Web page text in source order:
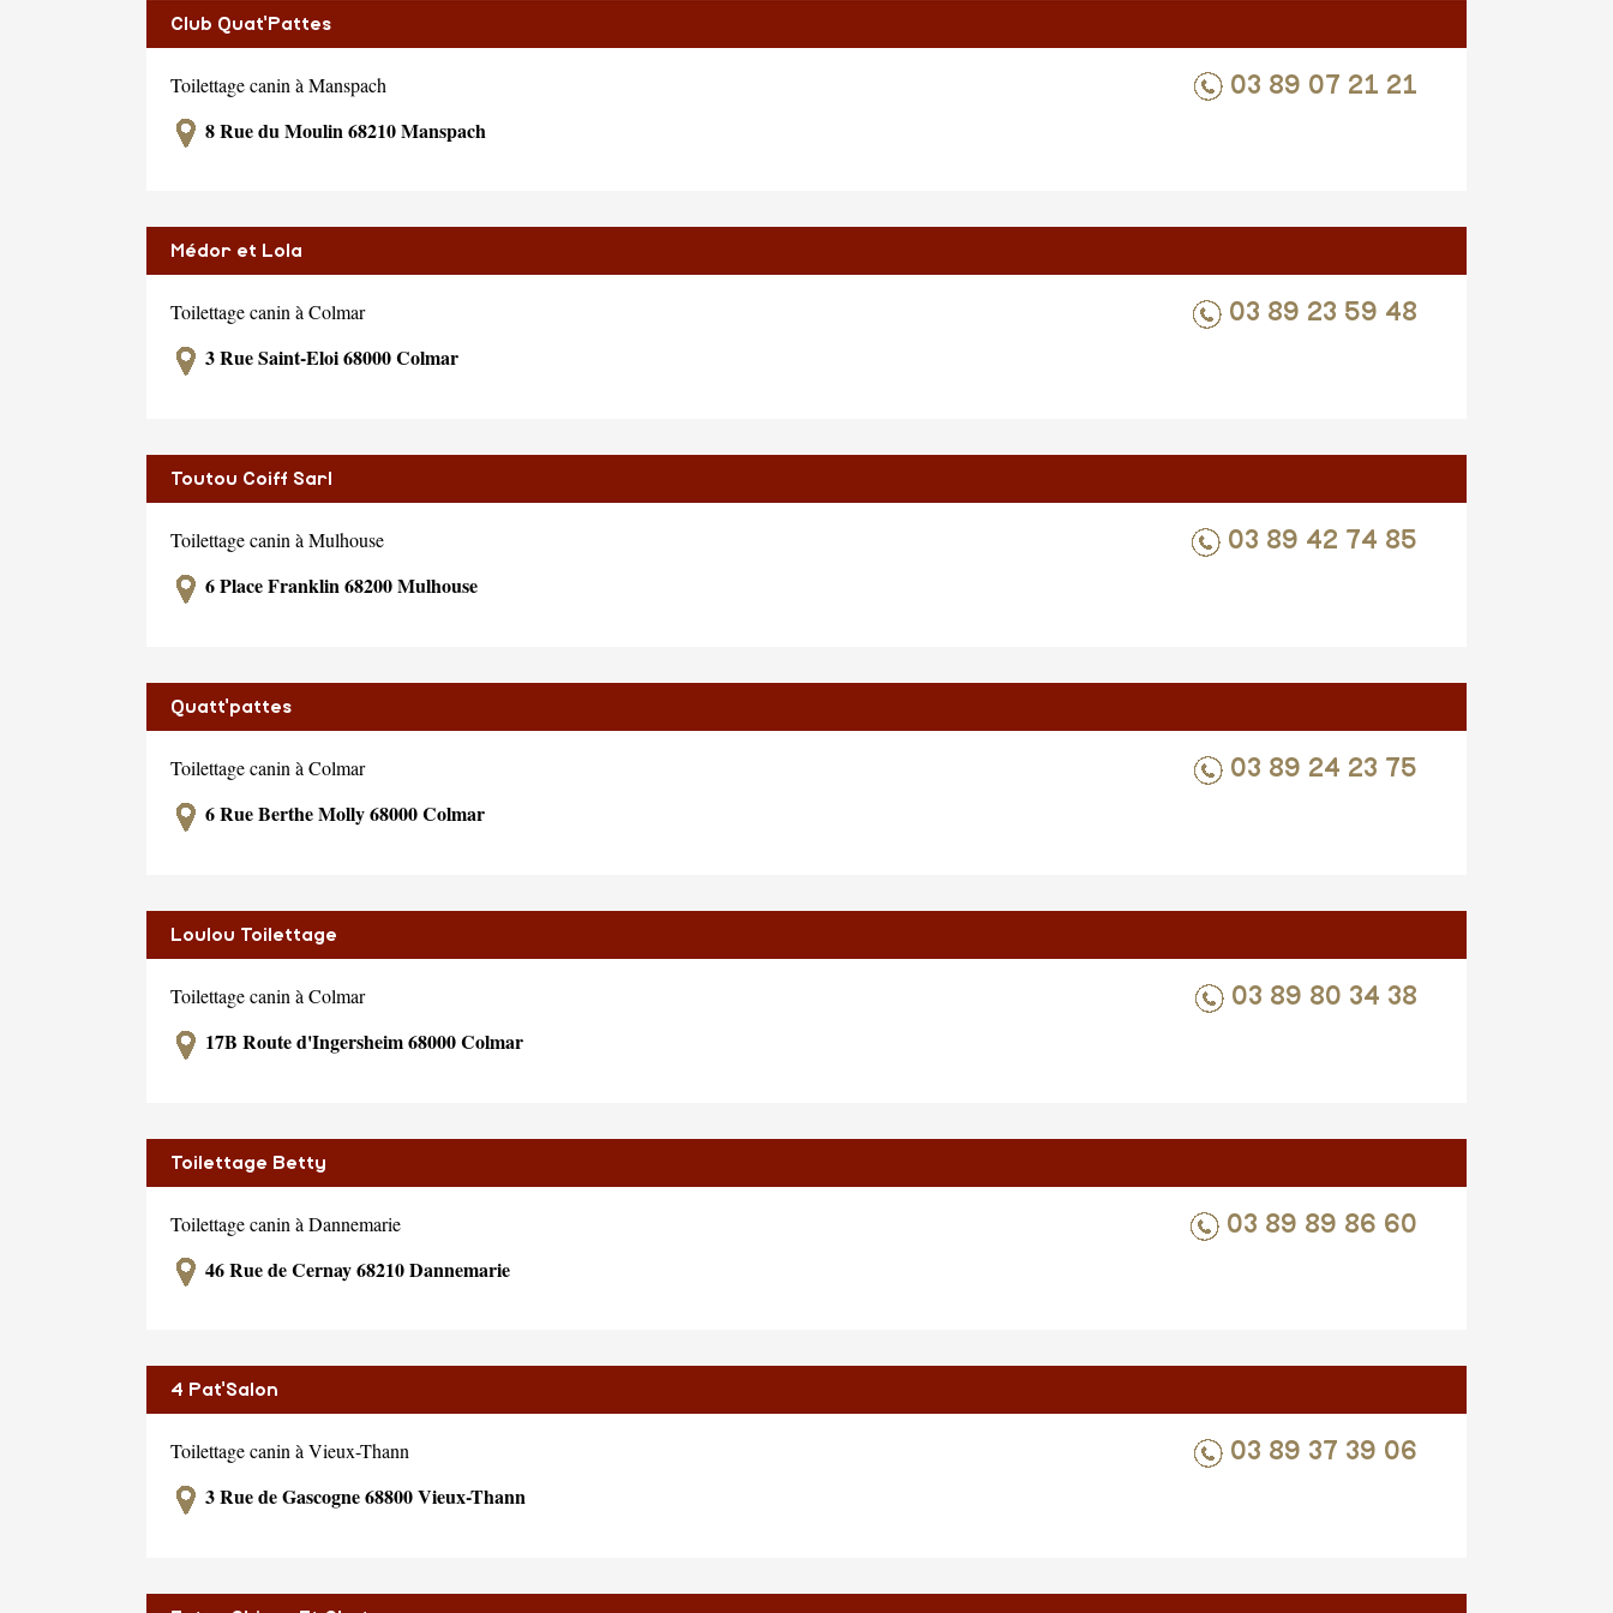
Club Quat'Pattes
03 89 07 21 21
Toilettage canin à Manspach
8 Rue du Moulin 68210 Manspach
Médor et Lola
03 89 23 59 48
Toilettage canin à Colmar
3 Rue Saint-Eloi 68000 Colmar
Toutou Coiff Sarl
03 89 42 74 85
Toilettage canin à Mulhouse
6 Place Franklin 68200 Mulhouse
Quatt'pattes
03 89 24 23 75
Toilettage canin à Colmar
6 Rue Berthe Molly 68000 Colmar
Loulou Toilettage
03 89 80 34 38
Toilettage canin à Colmar
17B Route d'Ingersheim 68000 Colmar
Toilettage Betty
03 89 89 86 60
Toilettage canin à Dannemarie
46 Rue de Cernay 68210 Dannemarie
4 Pat'Salon
03 89 37 39 06
Toilettage canin à Vieux-Thann
3 Rue de Gascogne 68800 Vieux-Thann